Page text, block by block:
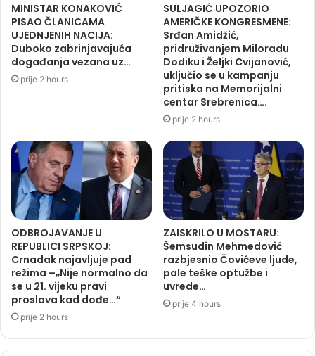
MINISTAR KONAKOVIĆ
PISAO ČLANICAMA
UJEDNJENIH NACIJA:
Duboko zabrinjavajuća
događanja vezana uz…
prije 2 hours
SULJAGIĆ UPOZORIO
AMERIČKE KONGRESMENE:
Srđan Amidžić,
pridruživanjem Miloradu
Dodiku i Željki Cvijanović,
uključio se u kampanju
pritiska na Memorijalni
centar Srebrenica….
prije 2 hours
ODBROJAVANJE U
REPUBLICI SRPSKOJ:
Crnadak najavljuje pad
režima –„Nije normalno da
se u 21. vijeku pravi
proslava kad dođe…“
prije 2 hours
ZAISKRILO U MOSTARU:
Šemsudin Mehmedović
razbjesnio Čovićeve ljude,
pale teške optužbe i
uvrede…
prije 4 hours